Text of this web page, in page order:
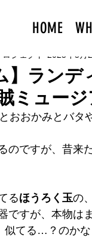
HOME
】ラン
ミュー
ジェクト 2025年5月
おおかみとバタ
のですが、昔来
るほうろく玉の
ですが、本物は
似てる…？のかな